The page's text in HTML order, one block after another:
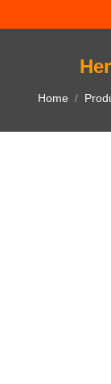
You are here:
Home